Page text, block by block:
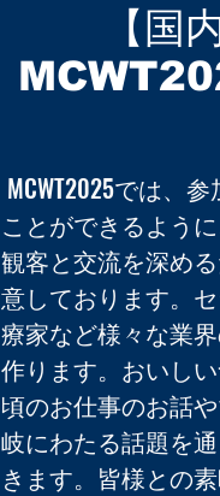
【国
MCWT2025では、
ことができるよう
観客と交流を深め
意しております。
療家など様々な業
作ります。おいし
頃のお仕事のお話
岐にわたる話題を
きます。皆様との